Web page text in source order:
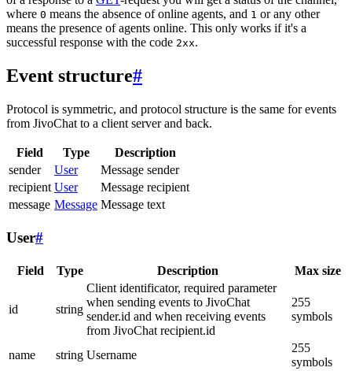
where 0 means the absence of online agents, and 1 or any other
means the presence of agents online. This only works if it's a
successful response with the code 2xx.
Event structure#
Protocol is symmetric, and protocol structure is the same for events
from JivoChat to a client server and back.
Field Type
Description
sender
User
Message sender
recipient User
Message recipient
message Message Message text
User#
Field Type Description Max size
id string
Client identificator, required parameter
when sending events to JivoChat
sender.id and when receiving events
from JivoChat recipient.id
255
symbols
name string Username
255
symbols